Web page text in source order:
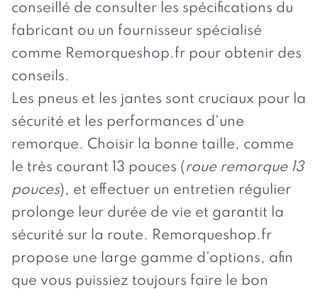
conseillé de consulter les spécifications du
fabricant ou un fournisseur spécialisé
comme Remorqueshop.fr pour obtenir des
conseils.
Les pneus et les jantes sont cruciaux pour la
sécurité et les performances d'une
remorque. Choisir la bonne taille, comme
le très courant 13 pouces ( roue remorque 13
pouces), et effectuer un entretien régulier
prolonge leur durée de vie et garantit la
sécurité sur la route. Remorqueshop.fr
propose une large gamme d'options, afin
que vous puissiez toujours faire le bon